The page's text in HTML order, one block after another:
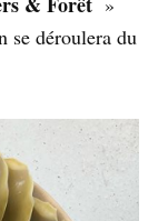
se déroulera du